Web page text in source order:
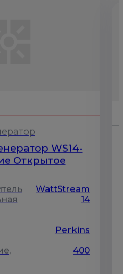
WS14-
Открытое
WattStream
14
Perkins
400